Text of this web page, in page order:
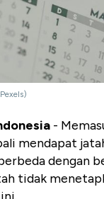
-
mendapat
dengan
tidak